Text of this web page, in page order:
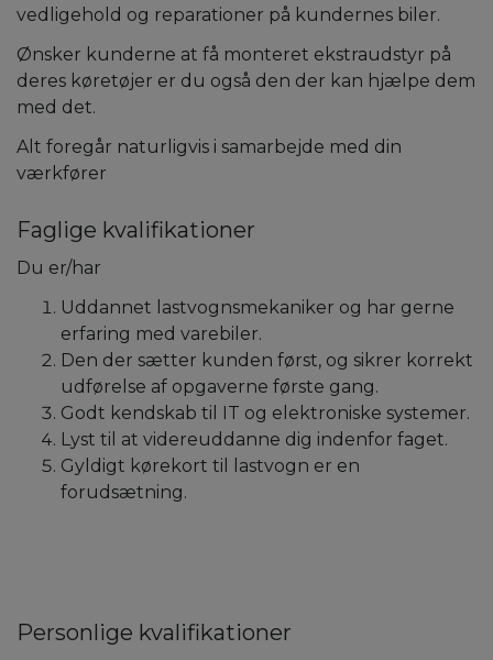
vedligehold og reparationer på kundernes biler.
Ønsker kunderne at få monteret ekstraudstyr på
deres køretøjer er du også den der kan hjælpe dem
med det.
Alt foregår naturligvis i samarbejde med din
værkfører
Faglige kvalifikationer
Du er/har
Uddannet lastvognsmekaniker og har gerne
erfaring med varebiler.
Den der sætter kunden først, og sikrer korrekt
udførelse af opgaverne første gang.
Godt kendskab til IT og elektroniske systemer.
Lyst til at videreuddanne dig indenfor faget.
Gyldigt kørekort til lastvogn er en
forudsætning.
Personlige kvalifikationer